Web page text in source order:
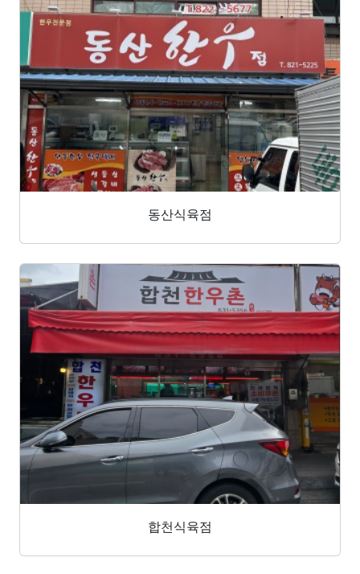
동산식육점
합천식육점